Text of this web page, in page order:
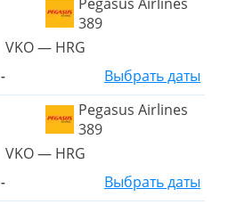
389
VKO — HRG
-
Выбрать даты
Pegasus Airlines
389
VKO — HRG
-
Выбрать даты